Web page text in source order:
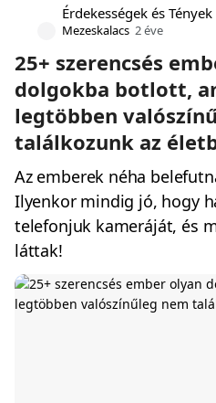
Érdekességek és Tények
Mezeskalacs 2 éve
25+ szerencsés
dolgokba botlott,
legtöbben
találkozunk az
Az emberek néha
Ilyenkor mindig jó, hogy
telefonjuk kameráját, és
láttak!